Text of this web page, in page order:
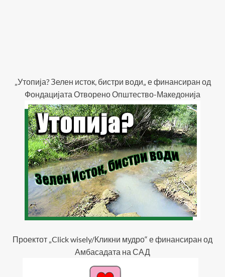
„Утопија? Зелен исток, бистри води„ е финансиран од
Фондацијата Отворено Општество-Македонија
Проектот „Click wisely/Кликни мудро“ е финансиран од
Амбасадата на САД